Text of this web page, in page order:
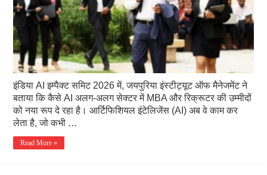
इंडिया AI इम्पैक्ट समिट 2026 में, जयपुरिया इंस्टीट्यूट ऑफ मैनेजमेंट ने
बताया कि कैसे AI अलग-अलग सेक्टर में MBA और रिक्रूटर की उम्मीदों
को नया रूप दे रहा है। आर्टिफिशियल इंटेलिजेंस (AI) अब वे काम कर
लेता है, जो कभी …
Read More »